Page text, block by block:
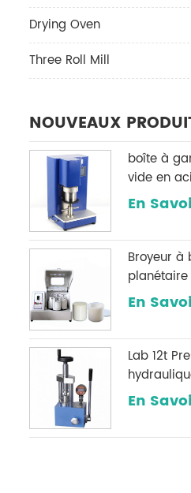
Drying Oven
Three Roll Mill
NOUVEAUX
boîte à
vide en
inoxydable
En
Broyeur à
broyage
En
Lab 12t
avec une
optionnelle
En